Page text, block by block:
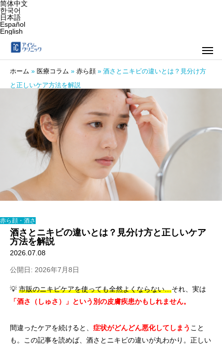
简体中文
한국어
日本語
Español
English
ホーム » 医療コラム » 赤ら顔 » 酒さとニキビの違いとは？見分け方
と正しいケア方法を解説
赤ら顔・酒さ
酒さとニキビの違いとは？見分け方と正しいケア
方法を解説
2026.07.08
公開日: 2026年7月8日
💡 市販のニキビケアを使っても全然よくならない…それ、実は
「酒さ（しゅさ）」という別の皮膚疾患かもしれません。
間違ったケアを続けると、 症状がどんどん悪化してしまう こと
も。この記事を読めば、酒さとニキビの違いが丸わかり。正しい